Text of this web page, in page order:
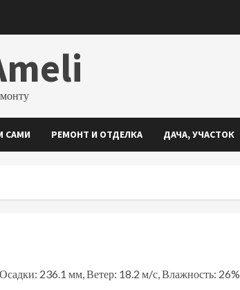
САМИ РЕМОНТ И ОТДЕЛКА ДАЧА, УЧАСТОК
236.1 мм, Ветер: 18.2 м/с, Влажность: 26%